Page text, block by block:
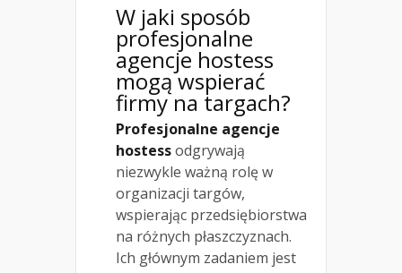
W jaki sposób
profesjonalne
agencje hostess
mogą wspierać
firmy na targach?
Profesjonalne agencje
hostessodgrywają
niezwykle ważną rolę w
organizacji targów,
wspierając przedsiębiorstwa
na różnych płaszczyznach.
Ich głównym zadaniem jest